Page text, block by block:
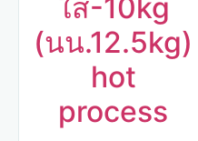
ใส-10kg
(นน.12.5kg)
hot
process